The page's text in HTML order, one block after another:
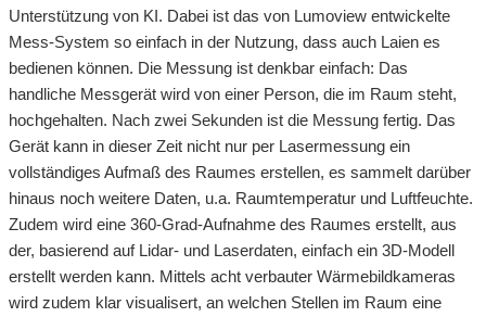
Unterstützung von KI. Dabei ist das von Lumoview entwickelte
Mess-System so einfach in der Nutzung, dass auch Laien es
bedienen können. Die Messung ist denkbar einfach: Das
handliche Messgerät wird von einer Person, die im Raum steht,
hochgehalten. Nach zwei Sekunden ist die Messung fertig. Das
Gerät kann in dieser Zeit nicht nur per Lasermessung ein
vollständiges Aufmaß des Raumes erstellen, es sammelt darüber
hinaus noch weitere Daten, u.a. Raumtemperatur und Luftfeuchte.
Zudem wird eine 360-Grad-Aufnahme des Raumes erstellt, aus
der, basierend auf Lidar- und Laserdaten, einfach ein 3D-Modell
erstellt werden kann. Mittels acht verbauter Wärmebildkameras
wird zudem klar visualisert, an welchen Stellen im Raum eine